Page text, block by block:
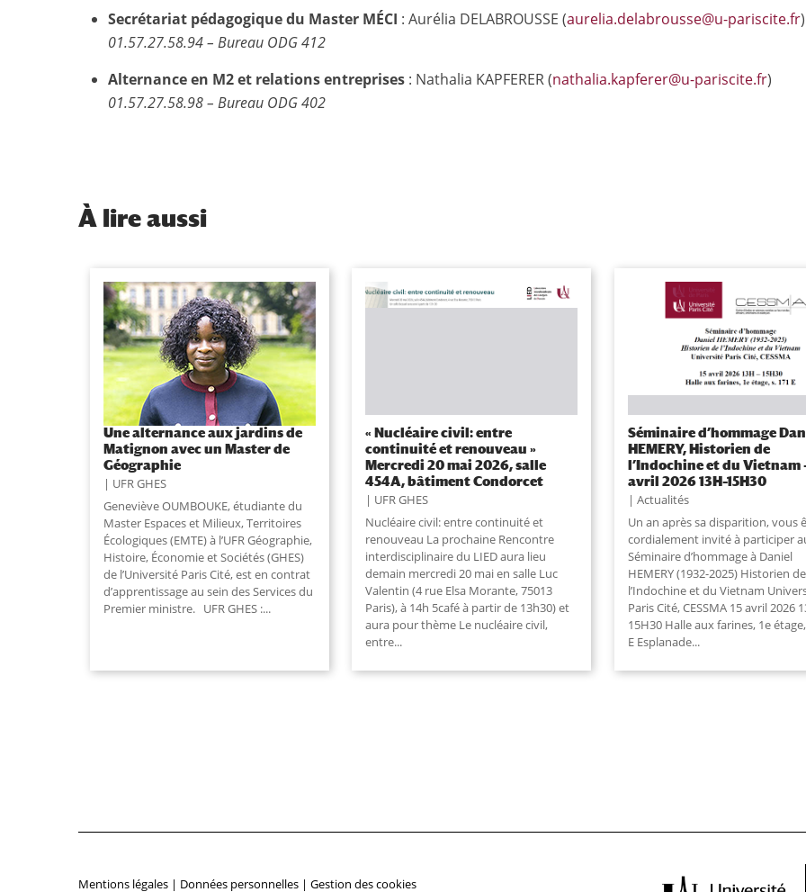
Secrétariat pédagogique du Master MÉCI : Aurélia DELABROUSSE (aurelia.delabrousse@u-pariscite.fr)
01.57.27.58.94 – Bureau ODG 412
Alternance en M2 et relations entreprises : Nathalia KAPFERER (nathalia.kapferer@u-pariscite.fr)
01.57.27.58.98 – Bureau ODG 402
À lire aussi
Une alternance aux jardins de
Matignon avec un Master de
Géographie
UFR GHES
Geneviève OUMBOUKE, étudiante du
Master Espaces et Milieux, Territoires
Écologiques (EMTE) à l’UFR Géographie,
Histoire, Économie et Sociétés (GHES)
de l’Université Paris Cité, est en contrat
d’apprentissage au sein des Services du
Premier ministre. UFR GHES :...
« Nucléaire civil: entre
continuité et renouveau »
Mercredi 20 mai 2026, salle
454A, bâtiment Condorcet
UFR GHES
Nucléaire civil: entre continuité et
renouveau La prochaine Rencontre
interdisciplinaire du LIED aura lieu
demain mercredi 20 mai en salle Luc
Valentin (4 rue Elsa Morante, 75013
Paris), à 14h 5café à partir de 13h30) et
aura pour thème Le nucléaire civil,
entre...
Séminaire d’hommage
HEMERY, Historien de
l’Indochine et du Vietnam
avril 2026 13H–15H30
Actualités
Un an après sa disparition, vous
cordialement invité à participer
Séminaire d’hommage à Daniel
HEMERY (1932-2025) Historien de
l’Indochine et du Vietnam
Paris Cité, CESSMA 15 avril 2026
15H30 Halle aux farines, 1e étage,
E Esplanade...
Mentions légales | Données personnelles | Gestion des cookies